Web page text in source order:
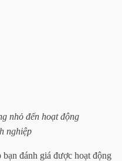
nhỏ đến hoạt động
nghiệp
đánh giá được hoạt động